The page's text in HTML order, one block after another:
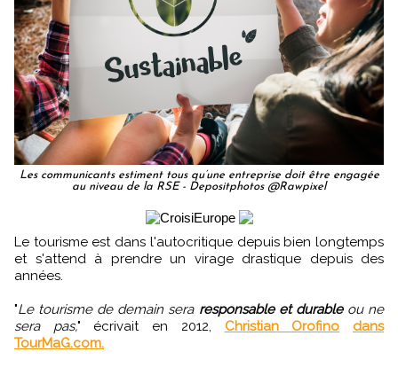
Les communicants estiment tous qu’une entreprise doit être engagée
au niveau de la RSE - Depositphotos @Rawpixel
Le tourisme est dans l'autocritique depuis bien longtemps
et s'attend à prendre un virage drastique depuis des
années.
"Le tourisme de demain sera responsable et durableou ne
sera pas," écrivait en 2012, Christian Orofino
dans
TourMaG.com.